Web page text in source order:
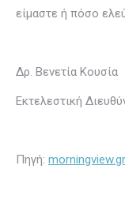
είμαστε ή πόσο
Δρ. Βενετία Κουσία
Εκτελεστική
Πηγή: morningview.gr